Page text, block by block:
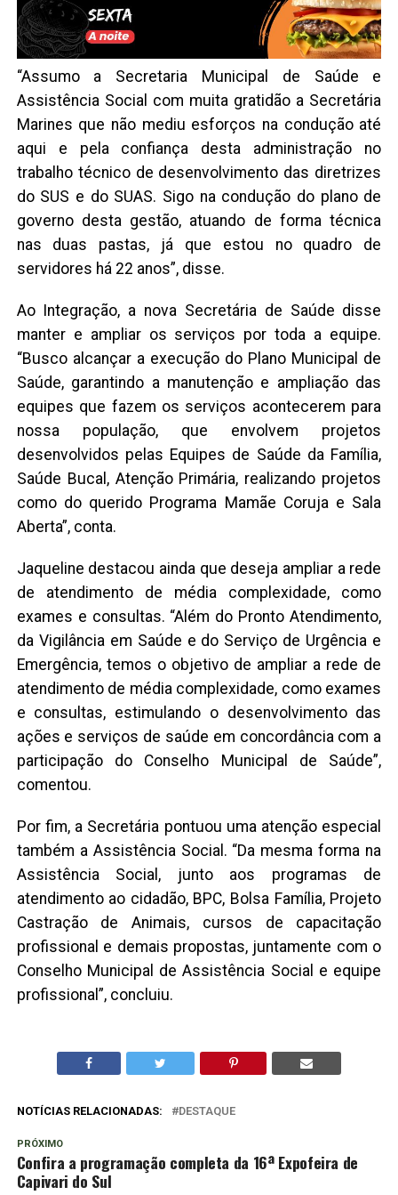
“Assumo a Secretaria Municipal de Saúde e
Assistência Social com muita gratidão a Secretária
Marines que não mediu esforços na condução até
aqui e pela confiança desta administração no
trabalho técnico de desenvolvimento das diretrizes
do SUS e do SUAS. Sigo na condução do plano de
governo desta gestão, atuando de forma técnica
nas duas pastas, já que estou no quadro de
servidores há 22 anos”, disse.
Ao Integração, a nova Secretária de Saúde disse
manter e ampliar os serviços por toda a equipe.
“Busco alcançar a execução do Plano Municipal de
Saúde, garantindo a manutenção e ampliação das
equipes que fazem os serviços acontecerem para
nossa população, que envolvem projetos
desenvolvidos pelas Equipes de Saúde da Família,
Saúde Bucal, Atenção Primária, realizando projetos
como do querido Programa Mamãe Coruja e Sala
Aberta”, conta.
Jaqueline destacou ainda que deseja ampliar a rede
de atendimento de média complexidade, como
exames e consultas. “Além do Pronto Atendimento,
da Vigilância em Saúde e do Serviço de Urgência e
Emergência, temos o objetivo de ampliar a rede de
atendimento de média complexidade, como exames
e consultas, estimulando o desenvolvimento das
ações e serviços de saúde em concordância com a
participação do Conselho Municipal de Saúde”,
comentou.
Por fim, a Secretária pontuou uma atenção especial
também a Assistência Social. “Da mesma forma na
Assistência Social, junto aos programas de
atendimento ao cidadão, BPC, Bolsa Família, Projeto
Castração de Animais, cursos de capacitação
profissional e demais propostas, juntamente com o
Conselho Municipal de Assistência Social e equipe
profissional”, concluiu.
NOTÍCIAS RELACIONADAS: DESTAQUE
PRÓXIMO
Confira a programação completa da 16ª Expofeira de
Capivari do Sul